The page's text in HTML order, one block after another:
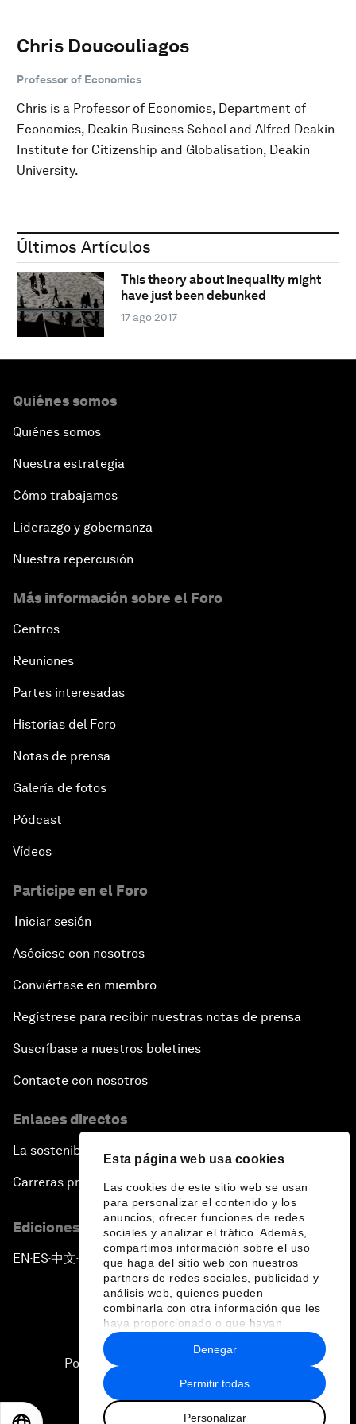
Esta página web usa cookies
Las cookies de este sitio web se usan
para personalizar el contenido y los
anuncios, ofrecer funciones de redes
sociales y analizar el tráfico. Además,
compartimos información sobre el uso
que haga del sitio web con nuestros
partners de redes sociales, publicidad y
análisis web, quienes pueden
combinarla con otra información que les
haya proporcionado o que hayan
recopilado a partir del uso que haya
hecho de sus servicios.
Permitir todas
Personalizar
Denegar
Chris Doucouliagos
Professor of Economics
Chris is a Professor of Economics, Department of
Economics, Deakin Business School and Alfred Deakin
Institute for Citizenship and Globalisation, Deakin
University.
Últimos Artículos
This theory about inequality might
have just been debunked
17 ago 2017
Quiénes somos
Quiénes somos
Nuestra estrategia
Cómo trabajamos
Liderazgo y gobernanza
Nuestra repercusión
Más información sobre el Foro
Centros
Reuniones
Partes interesadas
Historias del Foro
Notas de prensa
Galería de fotos
Pódcast
Vídeos
Participe en el Foro
Iniciar sesión
Asóciese con nosotros
Conviértase en miembro
Regístrese para recibir nuestras notas de prensa
Suscríbase a nuestros boletines
Contacte con nosotros
Enlaces directos
La sostenibilidad en el Foro
Carreras profesionales
Ediciones en otros idiomas
EN ▪ES▪中文▪ 日本語
Política de privacidad y normas de uso
Sitemap